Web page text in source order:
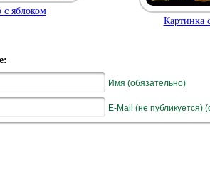
яблоком
Картинка
Имя (обязательно)
E-Mail (не публикуется)